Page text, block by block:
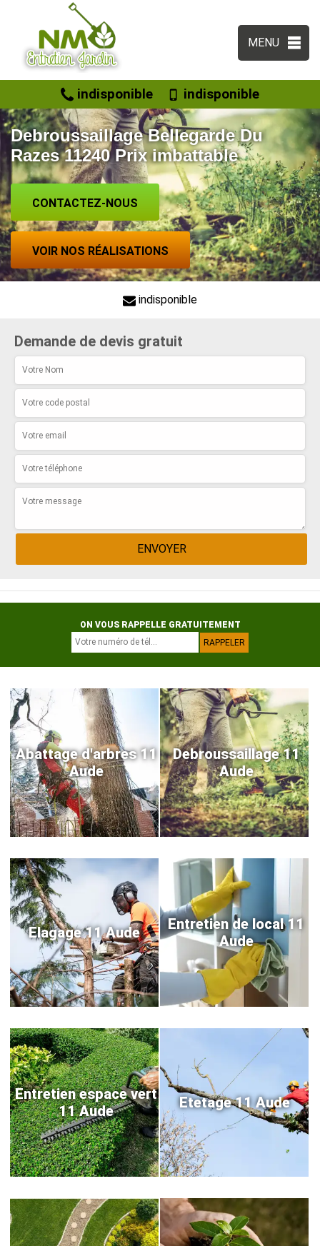
MENU
indisponible indisponible
Debroussaillage Bellegarde Du
Razes 11240 Prix imbattable
CONTACTEZ-NOUS
VOIR NOS RÉALISATIONS
indisponible
Demande de devis gratuit
ON VOUS RAPPELLE GRATUITEMENT
Abattage d'arbres 11
Aude
Debroussaillage 11
Aude
Elagage 11 Aude
Entretien de local 11
Aude
Entretien espace vert
11 Aude
Etetage 11 Aude